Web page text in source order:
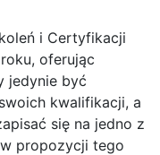
i Certyfikacji
oferując
jedynie być
kwalifikacji, a
się na jedno z
propozycji tego